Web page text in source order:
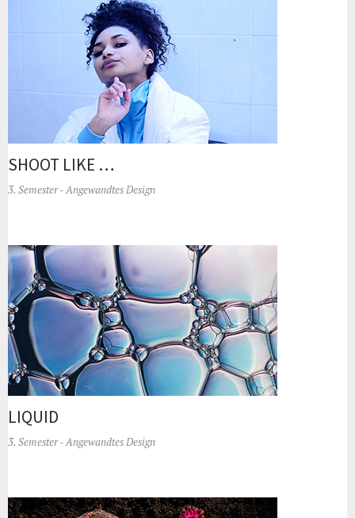
SHOOT LIKE …
3. Semester - Angewandtes Design
LIQUID
3. Semester - Angewandtes Design